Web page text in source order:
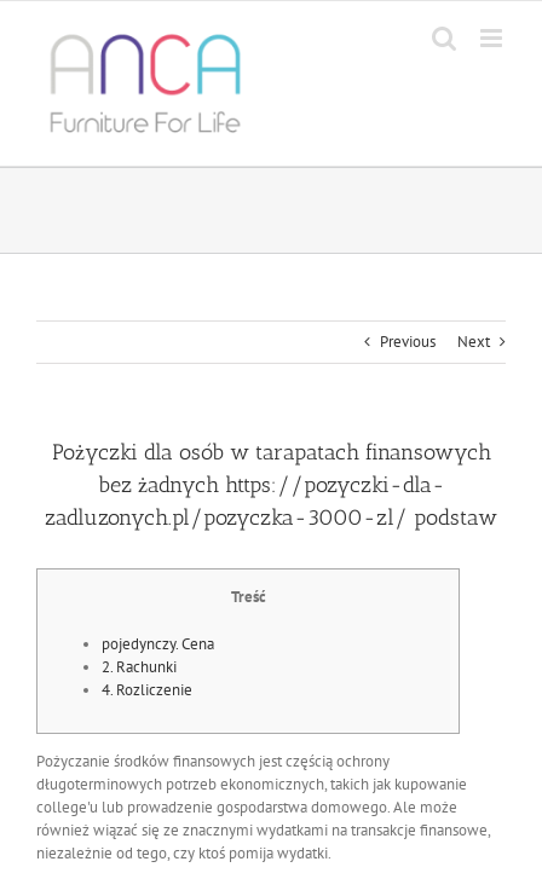
Previous Next
Pożyczki dla osób w tarapatach finansowych
bez żadnych https://pozyczki-dla-
zadluzonych.pl/pozyczka-3000-zl/ podstaw
Treść
pojedynczy. Cena
2. Rachunki
4. Rozliczenie
Pożyczanie środków finansowych jest częścią ochrony
długoterminowych potrzeb ekonomicznych, takich jak kupowanie
college'u lub prowadzenie gospodarstwa domowego. Ale może
również wiązać się ze znacznymi wydatkami na transakcje finansowe,
niezależnie od tego, czy ktoś pomija wydatki.